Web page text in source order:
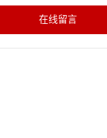
在线留言